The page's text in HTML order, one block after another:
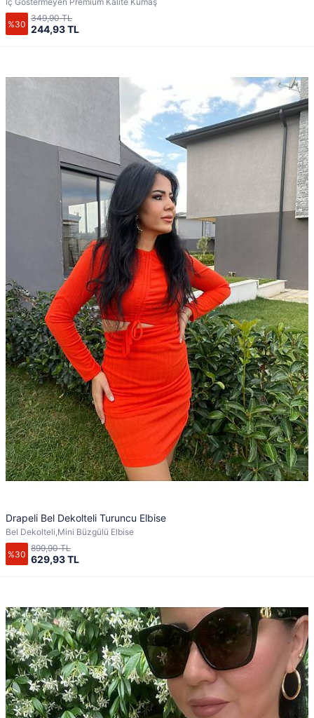
%30 244,93 TL
349,90 TL
Drapeli Bel Dekolteli Turuncu Elbise
Bel Dekolteli,Mini Büzgülü Elbise
%30 629,93 TL
899,90 TL